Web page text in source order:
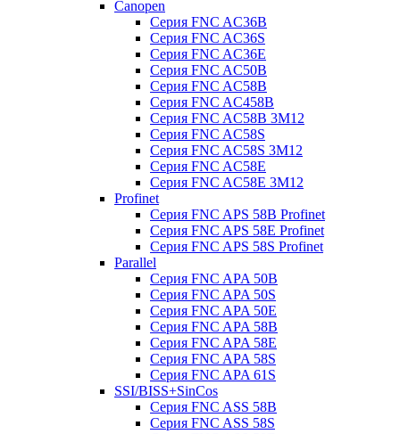
Canopen
Серия FNC AC36B
Серия FNC AC36S
Серия FNC AC36E
Серия FNC AC50B
Серия FNC AC58B
Серия FNC AC458B
Серия FNC AC58B 3M12
Серия FNC AC58S
Серия FNC AC58S 3M12
Серия FNC AC58E
Серия FNC AC58E 3M12
Profinet
Серия FNC APS 58B Profinet
Серия FNC APS 58E Profinet
Серия FNC APS 58S Profinet
Parallel
Серия FNC APA 50B
Серия FNC APA 50S
Серия FNC APA 50E
Серия FNC APA 58B
Серия FNC APA 58E
Серия FNC APA 58S
Серия FNC APA 61S
SSI/BISS+SinCos
Серия FNC ASS 58B
Серия FNC ASS 58S